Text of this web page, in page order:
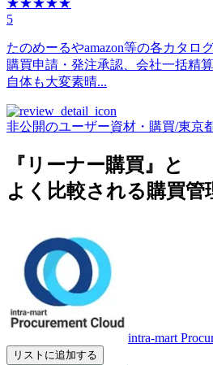
★★★★★
5
たのめーるやamazon等の各カタロ
購買申請・発注承認、会社一括精
自体も大変素晴...
非公開のユーザー資材・購買/東京
『リーナー購買』と
よく比較される購買管
intra-mart
リストに追加する